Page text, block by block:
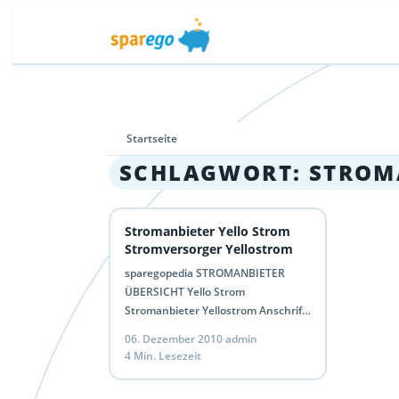
Startseite
SCHLAGWORT:
Stromanbieter Yello Strom
Stromversorger Yellostrom
sparegopedia STROMANBIETER
ÜBERSICHT Yello Strom
Stromanbieter Yellostrom Anschrift:
51105 Köln Internet:
immerda[at]yellostrom.de
06. Dezember 2010·admin·
4 Min. Lesezeit